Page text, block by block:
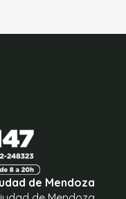
de Mendoza